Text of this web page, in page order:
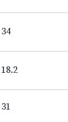
34
18.2
31